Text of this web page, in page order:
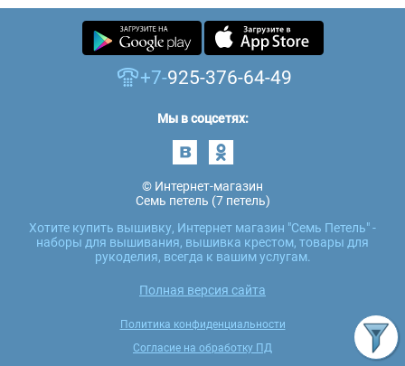
+7-925-376-64-49
Мы в соцсетях:
© Интернет-магазин
Семь петель (7 петель)
Хотите купить вышивку, Интернет магазин "Семь Петель" -
наборы для вышивания, вышивка крестом, товары для
рукоделия, всегда к вашим услугам.
Полная версия сайта
Политика конфиденциальности
Согласие на обработку ПД